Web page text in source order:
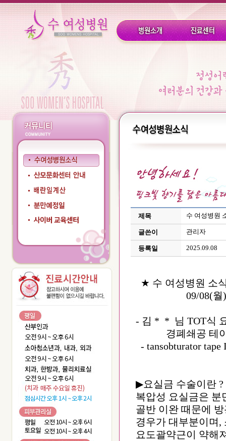
제목 수 여성병원
글쓴이 관리자
등록일 2025.09.08
★ 수 여성병원 소
09/08(월)
- 김 * * 님 TOT식
경폐쇄공 테이
-
▶요실금 수술이란 ?
복압성 요실금은
골반 이완 때문에
경우가 대부분이며,
요도괄약근이 약해